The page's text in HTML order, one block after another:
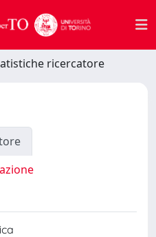
ricercatore